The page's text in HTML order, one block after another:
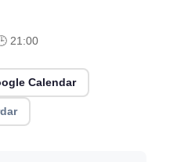
21:00
Calendar